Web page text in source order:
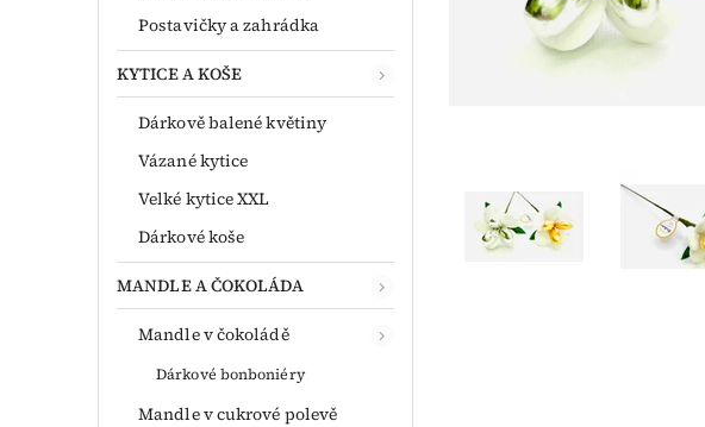
Postavičky a zahrádka
KYTICE A KOŠE
Dárkově balené květiny
Vázané kytice
Velké kytice XXL
Dárkové koše
MANDLE A ČOKOLÁDA
Mandle v čokoládě
Dárkové bonboniéry
Mandle v cukrové polevě